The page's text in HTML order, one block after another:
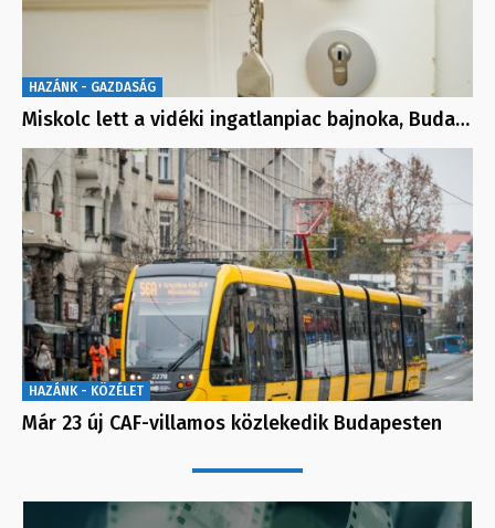
HAZÁNK - GAZDASÁG
Miskolc lett a vidéki ingatlanpiac bajnoka, Buda…
HAZÁNK - KÖZÉLET
Már 23 új CAF-villamos közlekedik Budapesten